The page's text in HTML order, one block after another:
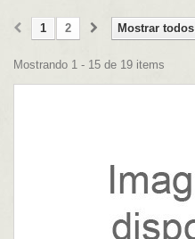
Mostrar todos
1 2
Mostrando 1 - 15 de 19 items